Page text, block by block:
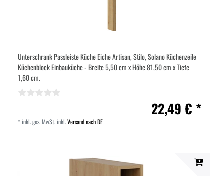
Unterschrank Passleiste Küche Eiche Artisan, Stilo, Solano Küchenzeile
Küchenblock Einbauküche - Breite 5,50 cm x Höhe 81,50 cm x Tiefe
1,60 cm.
22,49 € *
*inkl. ges. MwSt.inkl.Versand nach DE